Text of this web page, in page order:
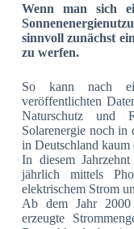
Wenn man sich
sinnvoll zunächst
zu werfen.
So kann nach
veröffentlichten
Naturschutz und
Solarenergie noch in
in Deutschland kaum
In diesem
jährlich mittels
elektrischem Strom
Ab dem Jahr 2000
erzeugte